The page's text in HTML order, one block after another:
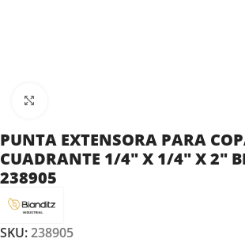
PUNTA EXTENSORA PARA
CUADRANTE 1/4″ X 1/4″ X 2″
238905
SKU:238905